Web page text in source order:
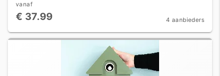
vanaf
€ 37.99 4 aanbieders